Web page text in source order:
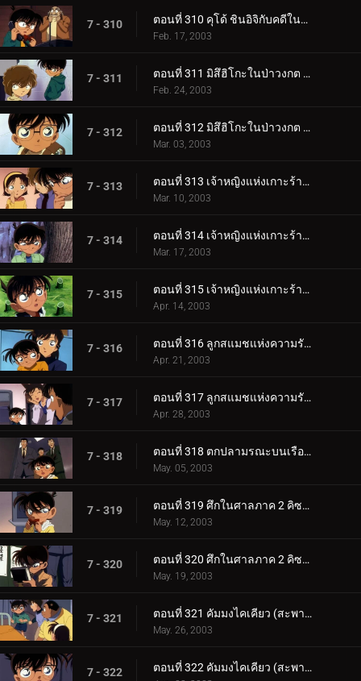
7 - 310 ตอนที่ 310 คุโด้ ชินอิจิกับคดีในนิวยอร์ก (ภาคปิดคดี)
Feb. 17, 2003
7 - 311 ตอนที่ 311 มิสึฮิโกะในป่าวงกต (ตอนแรก)
Feb. 24, 2003
7 - 312 ตอนที่ 312 มิสึฮิโกะในป่าวงกต (ตอนจบ)
Mar. 03, 2003
7 - 313 ตอนที่ 313 เจ้าหญิงแห่งเกาะร้างกับปราสาทมังกร (ภาคคดี)
Mar. 10, 2003
7 - 314 ตอนที่ 314 เจ้าหญิงแห่งเกาะร้างกับปราสาทมังกร (ภาคสืบสวน)
Mar. 17, 2003
7 - 315 ตอนที่ 315 เจ้าหญิงแห่งเกาะร้างกับปราสาทมังกร (ภาคปิดคดี)
Apr. 14, 2003
7 - 316 ตอนที่ 316 ลูกสแมชแห่งความรักและการตัดสินใจ (ตอนแรก)
Apr. 21, 2003
7 - 317 ตอนที่ 317 ลูกสแมชแห่งความรักและการตัดสินใจ (ตอนจบ)
Apr. 28, 2003
7 - 318 ตอนที่ 318 ตกปลามรณะบนเรือยาคาตะ
May. 05, 2003
7 - 319 ตอนที่ 319 ศึกในศาลภาค 2 คิซากิ ปะทะ คุโจ (ตอนแรก)
May. 12, 2003
7 - 320 ตอนที่ 320 ศึกในศาลภาค 2 คิซากิ ปะทะ คุโจ (ตอนจบ)
May. 19, 2003
7 - 321 ตอนที่ 321 คัมมงไคเคียว (สะพานข้ามทะเล) แห่งมิตรภาพกับจิตสังหาร (ตอนแรก) ยอดนักสืบจิ๋วโคนัน เดอะซ_.
May. 26, 2003
7 - 322 ตอนที่ 322 คัมมงไคเคียว (สะพานข้ามทะเล) แห่งมิตรภาพกับจิตสังหาร (ตอนจบ) ยอดนักสืบจิ๋วโคนัน เดอะซี_.